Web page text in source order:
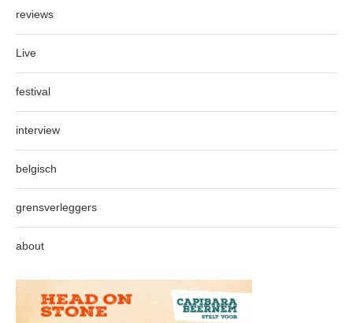
reviews
Live
festival
interview
belgisch
grensverleggers
about